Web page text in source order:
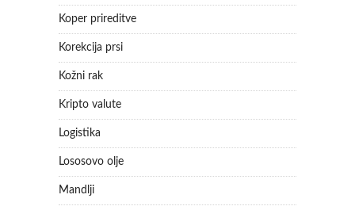
Koper prireditve
Korekcija prsi
Kožni rak
Kripto valute
Logistika
Lososovo olje
Mandlji